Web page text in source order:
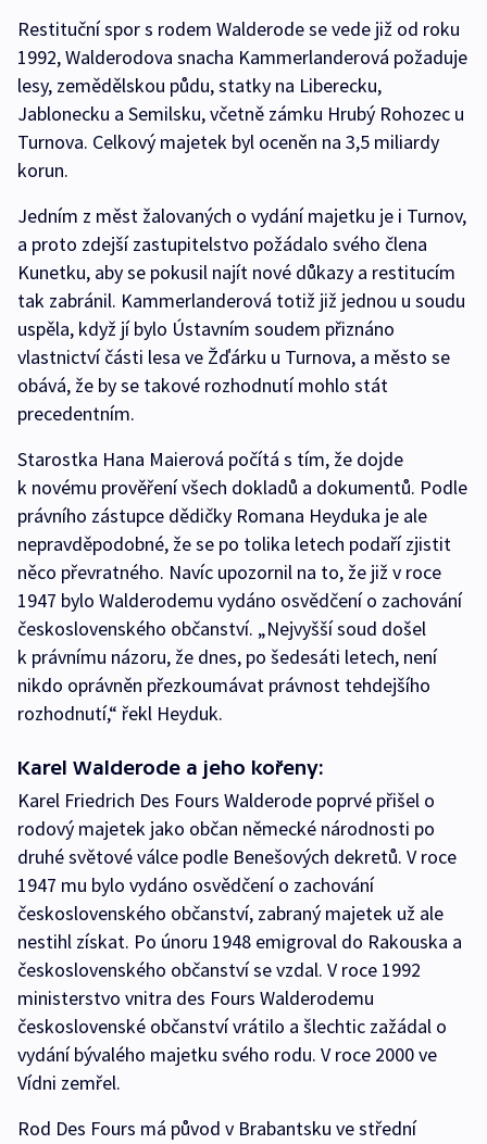
Restituční spor s rodem Walderode se vede již od roku
1992, Walderodova snacha Kammerlanderová požaduje
lesy, zemědělskou půdu, statky na Liberecku,
Jablonecku a Semilsku, včetně zámku Hrubý Rohozec u
Turnova. Celkový majetek byl oceněn na 3,5 miliardy
korun.
Jedním z měst žalovaných o vydání majetku je i Turnov,
a proto zdejší zastupitelstvo požádalo svého člena
Kunetku, aby se pokusil najít nové důkazy a restitucím
tak zabránil. Kammerlanderová totiž již jednou u soudu
uspěla, když jí bylo Ústavním soudem přiznáno
vlastnictví části lesa ve Žďárku u Turnova, a město se
obává, že by se takové rozhodnutí mohlo stát
precedentním.
Starostka Hana Maierová počítá s tím, že dojde
k novému prověření všech dokladů a dokumentů. Podle
právního zástupce dědičky Romana Heyduka je ale
nepravděpodobné, že se po tolika letech podaří zjistit
něco převratného. Navíc upozornil na to, že již v roce
1947 bylo Walderodemu vydáno osvědčení o zachování
československého občanství. „Nejvyšší soud došel
k právnímu názoru, že dnes, po šedesáti letech, není
nikdo oprávněn přezkoumávat právnost tehdejšího
rozhodnutí,“ řekl Heyduk.
Karel Walderode a jeho kořeny:
Karel Friedrich Des Fours Walderode poprvé přišel o
rodový majetek jako občan německé národnosti po
druhé světové válce podle Benešových dekretů. V roce
1947 mu bylo vydáno osvědčení o zachování
československého občanství, zabraný majetek už ale
nestihl získat. Po únoru 1948 emigroval do Rakouska a
československého občanství se vzdal. V roce 1992
ministerstvo vnitra des Fours Walderodemu
československé občanství vrátilo a šlechtic zažádal o
vydání bývalého majetku svého rodu. V roce 2000 ve
Vídni zemřel.
Rod Des Fours má původ v Brabantsku ve střední